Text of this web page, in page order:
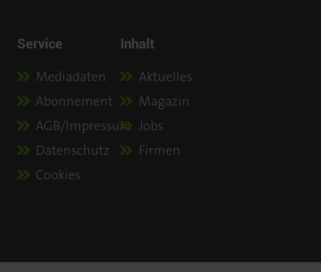
Service
Mediadaten
Abonnement
AGB/Impressum
Datenschutz
Cookies
Inhalt
Aktuelles
Magazin
Jobs
Firmen